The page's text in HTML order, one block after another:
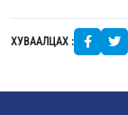
ХУВААЛЦАХ :